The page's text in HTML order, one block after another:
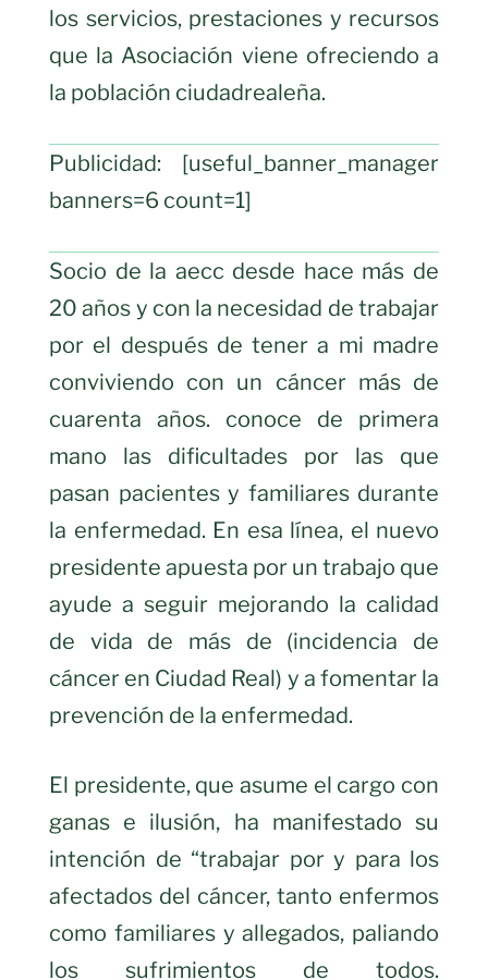
los servicios, prestaciones y recursos
que la Asociación viene ofreciendo a
la población ciudadrealeña.
Publicidad: [useful_banner_manager
banners=6 count=1]
Socio de la aecc desde hace más de
20 años y con la necesidad de trabajar
por el después de tener a mi madre
conviviendo con un cáncer más de
cuarenta años. conoce de primera
mano las dificultades por las que
pasan pacientes y familiares durante
la enfermedad. En esa línea, el nuevo
presidente apuesta por un trabajo que
ayude a seguir mejorando la calidad
de vida de más de (incidencia de
cáncer en Ciudad Real) y a fomentar la
prevención de la enfermedad.
El presidente, que asume el cargo con
ganas e ilusión, ha manifestado su
intención de “trabajar por y para los
afectados del cáncer, tanto enfermos
como familiares y allegados, paliando
los sufrimientos de todos.